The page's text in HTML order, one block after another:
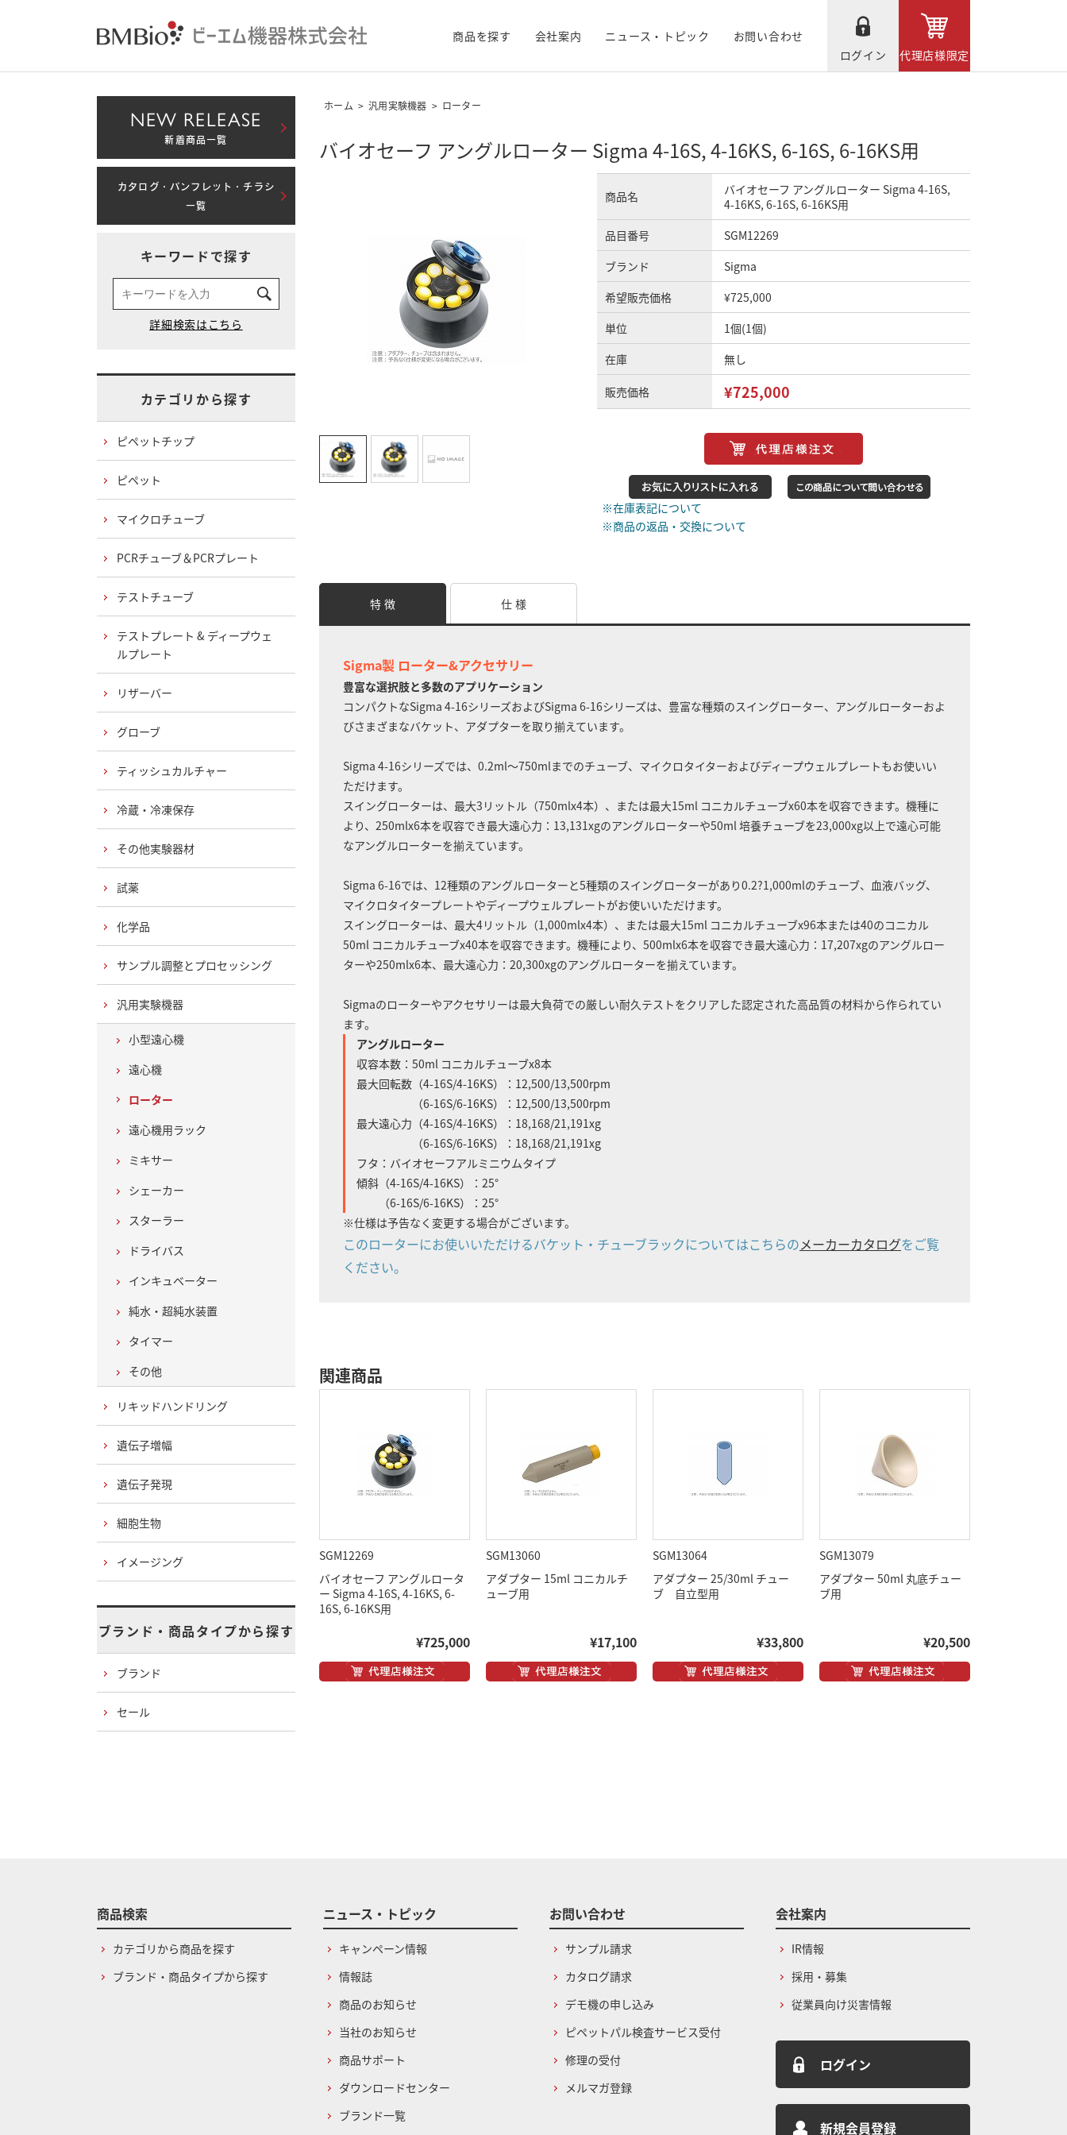
商品を探す 会社案内 ニュース・トピック
お問い合わせ
ログイン
代理店様限定
ホーム > 汎用実験機器 > ローター
バイオセーフ アングルローター Sigma 4-16S, 4-16KS, 6-16S, 6-16KS用
商品名
バイオセーフ アングルローター Sigma 4-16S,
4-16KS, 6-16S, 6-16KS用
品目番号
SGM12269
ブランド
Sigma
希望販売価格
¥725,000
単位
1個(1個)
在庫
無し
販売価格 ¥725,000
※在庫表記について
※商品の返品・交換について
特 徴 仕 様
Sigma製 ローター&アクセサリー
豊富な選択肢と多数のアプリケーション
コンパクトなSigma 4-16シリーズおよびSigma 6-16シリーズは、豊富な種類のスイングローター、アングルローターおよ
びさまざまなバケット、アダプターを取り揃えています。
Sigma 4-16シリーズでは、0.2ml～750mlまでのチューブ、マイクロタイターおよびディープウェルプレートもお使いい
ただけます。
スイングローターは、最大3リットル（750mlx4本）、または最大15ml コニカルチューブx60本を収容できます。機種に
より、250mlx6本を収容でき最大遠心力：13,131xgのアングルローターや50ml 培養チューブを23,000xg以上で遠心可能
なアングルローターを揃えています。
Sigma 6-16では、12種類のアングルローターと5種類のスイングローターがあり0.2?1,000mlのチューブ、血液バッグ、
マイクロタイタープレートやディープウェルプレートがお使いいただけます。
スイングローターは、最大4リットル（1,000mlx4本）、または最大15ml コニカルチューブx96本または40のコニカル
50ml コニカルチューブx40本を収容できます。機種により、500mlx6本を収容でき最大遠心力：17,207xgのアングルロー
ターや250mlx6本、最大遠心力：20,300xgのアングルローターを揃えています。
Sigmaのローターやアクセサリーは最大負荷での厳しい耐久テストをクリアした認定された高品質の材料から作られてい
ます。
アングルローター
収容本数：50ml コニカルチューブx8本
最大回転数（4-16S/4-16KS）：12,500/13,500rpm
（6-16S/6-16KS）：12,500/13,500rpm
最大遠心力（4-16S/4-16KS）：18,168/21,191xg
（6-16S/6-16KS）：18,168/21,191xg
フタ：バイオセーフアルミニウムタイプ
傾斜（4-16S/4-16KS）：25°
（6-16S/6-16KS）：25°
※仕様は予告なく変更する場合がございます。
このローターにお使いいただけるバケット・チューブラックについてはこちらのメーカーカタログをご覧
ください。
関連商品
SGM12269
バイオセーフ アングルロータ
ー Sigma 4-16S, 4-16KS, 6-
16S, 6-16KS用
¥725,000
SGM13060
アダプター 15ml コニカルチ
ューブ用
¥17,100
SGM13064
アダプター 25/30ml チュー
ブ 自立型用
¥33,800
SGM13079
アダプター 50ml 丸底チュー
ブ用
¥20,500
NEW RELEASE
新着商品一覧
カタログ・パンフレット・チラシ
一覧
キーワードで探す
カテゴリから探す
ピペットチップ
ピペット
マイクロチューブ
PCRチューブ＆PCRプレート
テストチューブ
テストプレート & ディープウェ
ルプレート
リザーバー
グローブ
ティッシュカルチャー
冷蔵・冷凍保存
その他実験器材
試薬
化学品
サンプル調整とプロセッシング
汎用実験機器
小型遠心機
遠心機
ローター
遠心機用ラック
ミキサー
シェーカー
スターラー
ドライバス
インキュベーター
純水・超純水装置
タイマー
その他
リキッドハンドリング
遺伝子増幅
遺伝子発現
細胞生物
イメージング
ブランド・商品タイプから探す
ブランド
セール
商品検索
カテゴリから商品を探す
ブランド・商品タイプから探す
ニュース・トピック
キャンペーン情報
情報誌
商品のお知らせ
当社のお知らせ
商品サポート
ダウンロードセンター
ブランド一覧
お問い合わせ
サンプル請求
カタログ請求
デモ機の申し込み
ピペットパル検査サービス受付
修理の受付
メルマガ登録
会社案内
IR情報
採用・募集
従業員向け災害情報
ログイン
新規会員登録